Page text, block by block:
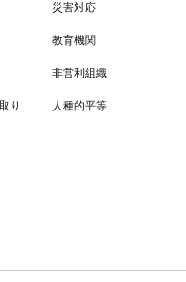
り
災害対応
教育機関
非営利組織
人種的平等